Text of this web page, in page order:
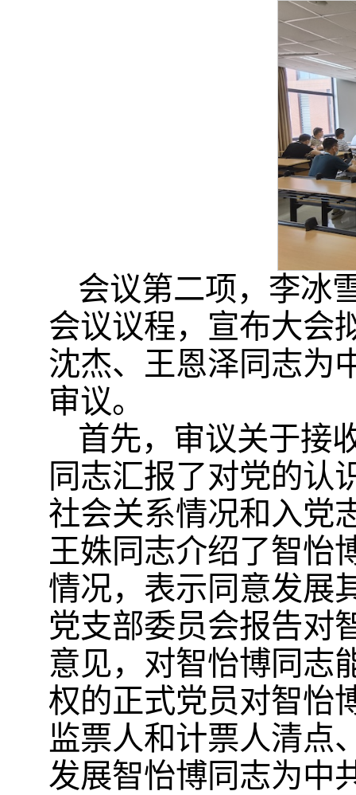
会议第二项，李冰
会议议程，宣布大会
沈杰、王恩泽同志为
审议。
首先，审议关于接
同志汇报了对党的认
社会关系情况和入党
王姝同志介绍了智怡
情况，表示同意发展
党支部委员会报告对
意见，对智怡博同志
权的正式党员对智怡
监票人和计票人清点
发展智怡博同志为中